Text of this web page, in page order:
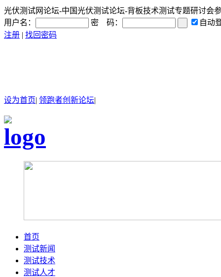
光伏测试网论坛-中国光伏测试论坛-背板技术测试专题研讨会
用户名：
密 码：
自动
注册 | 找回密码
设为首页| 领跑者创新论坛|
首页
测试新闻
测试技术
测试人才